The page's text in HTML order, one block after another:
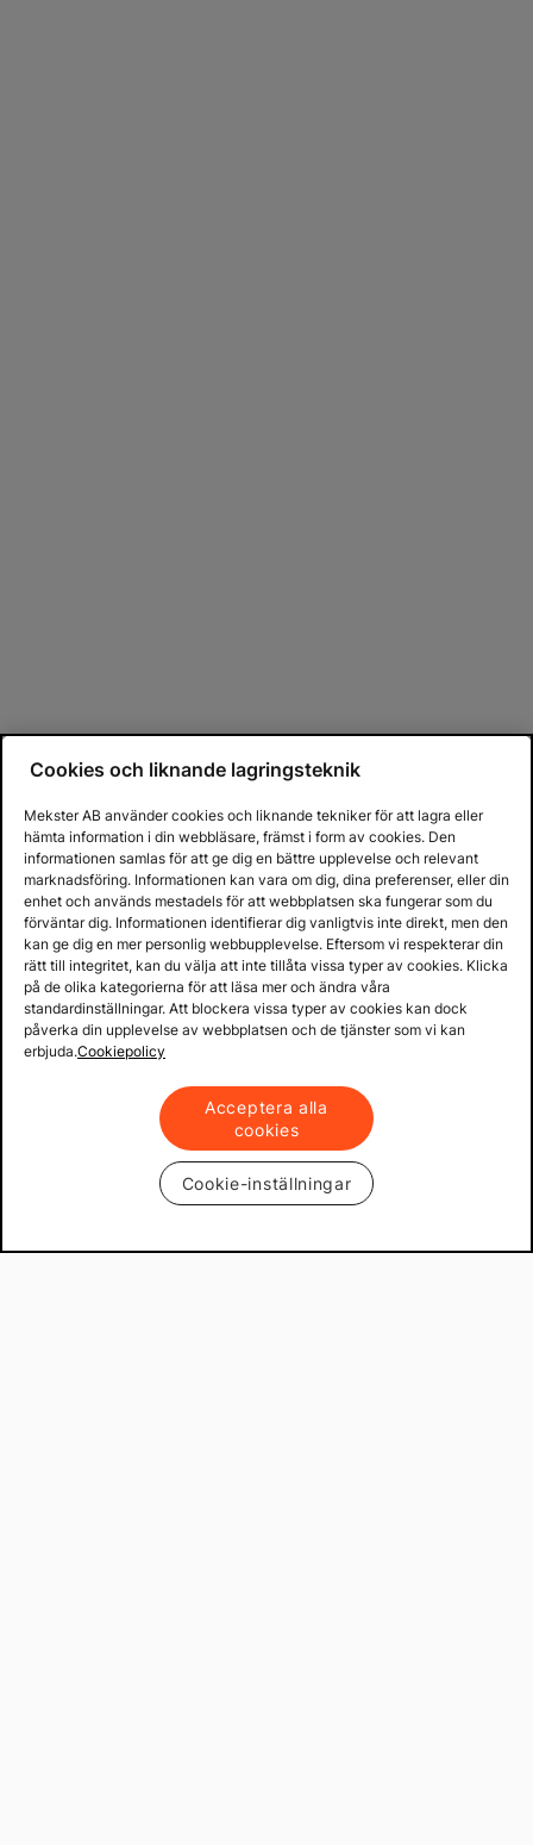
Cookies och liknande lagringsteknik
Mekster AB använder cookies och liknande tekniker för att lagra eller
hämta information i din webbläsare, främst i form av cookies. Den
informationen samlas för att ge dig en bättre upplevelse och relevant
marknadsföring. Informationen kan vara om dig, dina preferenser, eller din
enhet och används mestadels för att webbplatsen ska fungerar som du
förväntar dig. Informationen identifierar dig vanligtvis inte direkt, men den
kan ge dig en mer personlig webbupplevelse. Eftersom vi respekterar din
rätt till integritet, kan du välja att inte tillåta vissa typer av cookies. Klicka
på de olika kategorierna för att läsa mer och ändra våra
standardinställningar. Att blockera vissa typer av cookies kan dock
påverka din upplevelse av webbplatsen och de tjänster som vi kan
erbjuda.Cookiepolicy
Acceptera alla
cookies
Cookie-inställningar